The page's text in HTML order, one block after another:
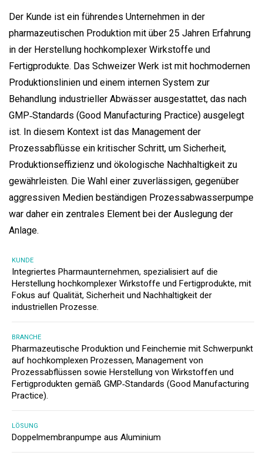
Der Kunde ist ein führendes Unternehmen in der
pharmazeutischen Produktion mit über 25 Jahren Erfahrung
in der Herstellung hochkomplexer Wirkstoffe und
Fertigprodukte. Das Schweizer Werk ist mit hochmodernen
Produktionslinien und einem internen System zur
Behandlung industrieller Abwässer ausgestattet, das nach
GMP‑Standards (Good Manufacturing Practice) ausgelegt
ist. In diesem Kontext ist das Management der
Prozessabflüsse ein kritischer Schritt, um Sicherheit,
Produktionseffizienz und ökologische Nachhaltigkeit zu
gewährleisten. Die Wahl einer zuverlässigen, gegenüber
aggressiven Medien beständigen Prozessabwasserpumpe
war daher ein zentrales Element bei der Auslegung der
Anlage.
KUNDE
Integriertes Pharmaunternehmen, spezialisiert auf die
Herstellung hochkomplexer Wirkstoffe und Fertigprodukte, mit
Fokus auf Qualität, Sicherheit und Nachhaltigkeit der
industriellen Prozesse.
BRANCHE
Pharmazeutische Produktion und Feinchemie mit Schwerpunkt
auf hochkomplexen Prozessen, Management von
Prozessabflüssen sowie Herstellung von Wirkstoffen und
Fertigprodukten gemäß GMP‑Standards (Good Manufacturing
Practice).
LÖSUNG
Doppelmembranpumpe aus Aluminium